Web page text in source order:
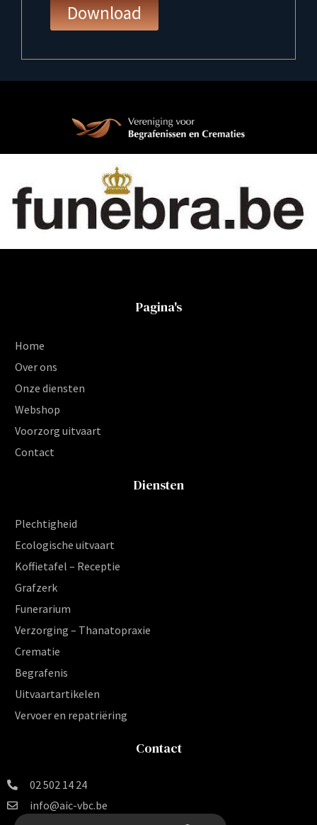
Download
Pagina's
Home
Over ons
Onze diensten
Webshop
Voorzorg uitvaart
Contact
Diensten
Plechtigheid
Ecologische uitvaart
Koffietafel – Receptie
Grafzerk
Funerarium
Verzorging – Thanatopraxie
Crematie
Begrafenis
Uitvaartartikelen
Vervoer en repatriëring
Contact
02 502 14 24
info@aic-vbc.be